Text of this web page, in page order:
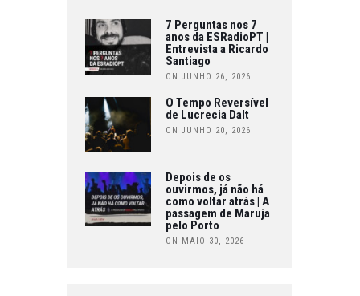
7 Perguntas nos 7
anos da ESRadioPT |
Entrevista a Ricardo
Santiago
ON JUNHO 26, 2026
O Tempo Reversível
de Lucrecia Dalt
ON JUNHO 20, 2026
Depois de os
ouvirmos, já não há
como voltar atrás | A
passagem de Maruja
pelo Porto
ON MAIO 30, 2026